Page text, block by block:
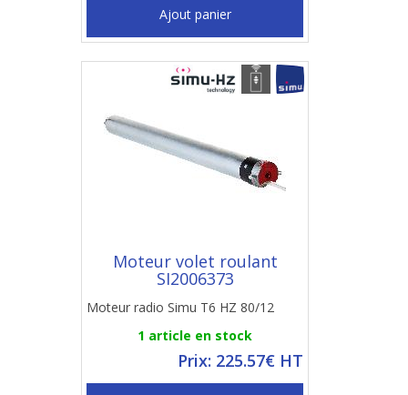
Ajout panier
Moteur volet roulant
SI2006373
Moteur radio Simu T6 HZ 80/12
1 article en stock
Prix: 225.57€ HT